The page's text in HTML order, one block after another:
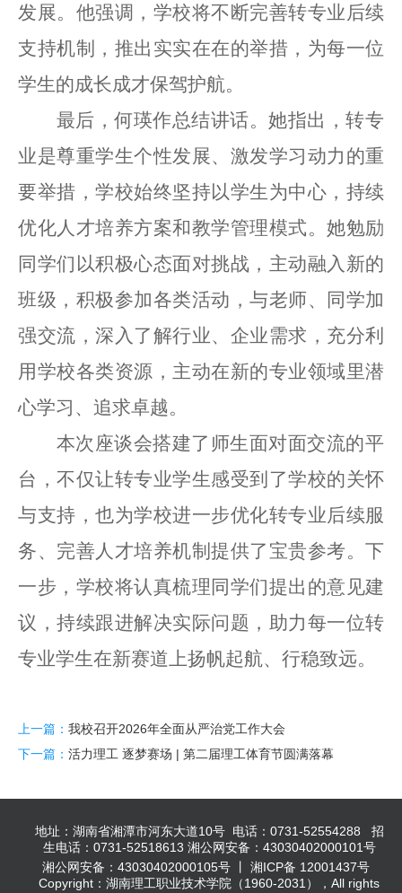
发展。他强调，学校将不断完善转专业后续
支持机制，推出实实在在的举措，为每一位
学生的成长成才保驾护航。
最后，何瑛作总结讲话。她指出，转专
业是尊重学生个性发展、激发学习动力的重
要举措，学校始终坚持以学生为中心，持续
优化人才培养方案和教学管理模式。她勉励
同学们以积极心态面对挑战，主动融入新的
班级，积极参加各类活动，与老师、同学加
强交流，深入了解行业、企业需求，充分利
用学校各类资源，主动在新的专业领域里潜
心学习、追求卓越。
本次座谈会搭建了师生面对面交流的平
台，不仅让转专业学生感受到了学校的关怀
与支持，也为学校进一步优化转专业后续服
务、完善人才培养机制提供了宝贵参考。下
一步，学校将认真梳理同学们提出的意见建
议，持续跟进解决实际问题，助力每一位转
专业学生在新赛道上扬帆起航、行稳致远。
上一篇： 我校召开2026年全面从严治党工作大会
下一篇： 活力理工 逐梦赛场 | 第二届理工体育节圆满落幕
地址：湖南省湘潭市河东大道10号 电话：0731-52554288 招
生电话：0731-52518613 湘公网安备：43030402000101号
湘公网安备：43030402000105号 丨 湘ICP备 12001437号
Copyright：湖南理工职业技术学院（1960-2031），All rights